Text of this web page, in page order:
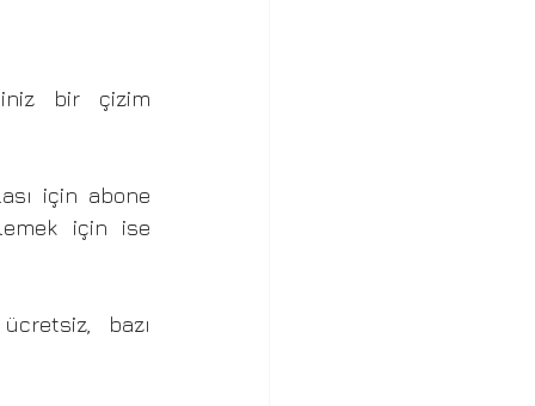
bir çizim
için abone
için ise
bazı